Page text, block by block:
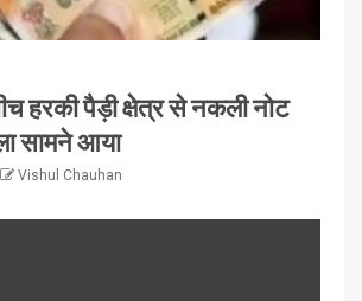
हरकी पैड़ी क्षेत्र से नकली नोट
सामने आया
Vishul Chauhan